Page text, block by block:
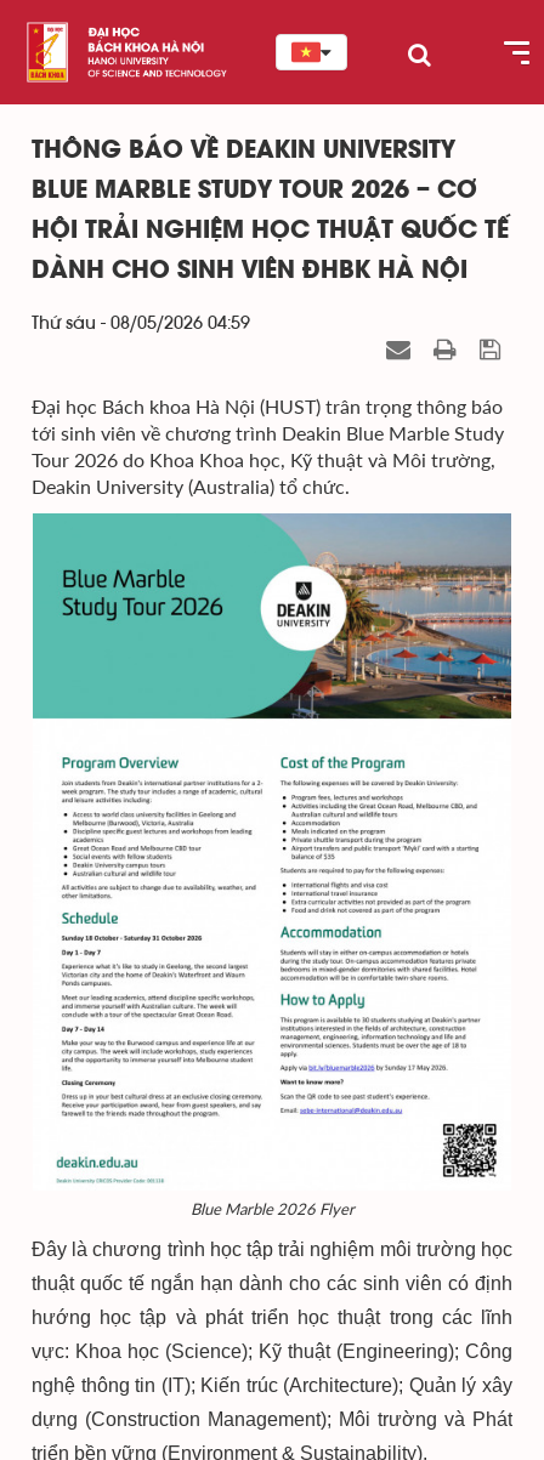
THÔNG BÁO VỀ DEAKIN UNIVERSITY
BLUE MARBLE STUDY TOUR 2026 – CƠ
HỘI TRẢI NGHIỆM HỌC THUẬT QUỐC TẾ
DÀNH CHO SINH VIÊN ĐHBK HÀ NỘI
Thứ sáu - 08/05/2026 04:59
Đại học Bách khoa Hà Nội (HUST) trân trọng thông báo
tới sinh viên về chương trình Deakin Blue Marble Study
Tour 2026 do Khoa Khoa học, Kỹ thuật và Môi trường,
Deakin University (Australia) tổ chức.
Blue Marble 2026 Flyer
Đây là chương trình học tập trải nghiệm môi trường học
thuật quốc tế ngắn hạn dành cho các sinh viên có định
hướng học tập và phát triển học thuật trong các lĩnh
vực: Khoa học (Science); Kỹ thuật (Engineering); Công
nghệ thông tin (IT); Kiến trúc (Architecture); Quản lý xây
dựng (Construction Management); Môi trường và Phát
triển bền vững (Environment & Sustainability).